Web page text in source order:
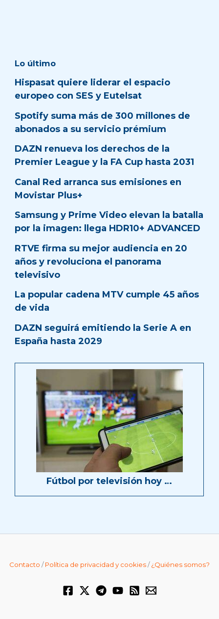
Lo último
Hispasat quiere liderar el espacio
europeo con SES y Eutelsat
Spotify suma más de 300 millones de
abonados a su servicio prémium
DAZN renueva los derechos de la
Premier League y la FA Cup hasta 2031
Canal Red arranca sus emisiones en
Movistar Plus+
Samsung y Prime Video elevan la batalla
por la imagen: llega HDR10+ ADVANCED
RTVE firma su mejor audiencia en 20
años y revoluciona el panorama
televisivo
La popular cadena MTV cumple 45 años
de vida
DAZN seguirá emitiendo la Serie A en
España hasta 2029
Fútbol por televisión hoy …
Contacto /Política de privacidad y cookies/¿Quiénes somos?